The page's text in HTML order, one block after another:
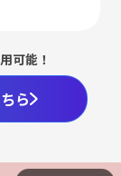
可能！
ら